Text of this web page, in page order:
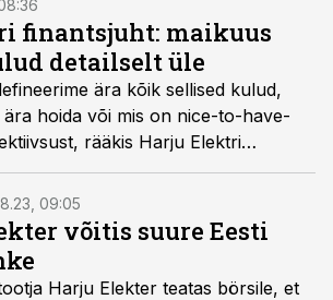
finantsjuht: maikuus
detailselt üle
ära kõik sellised kulud,
ära hoida või mis on nice-to-have-
rääkis Harju Elektri
09:05
võitis suure Eesti
Harju Elekter teatas börsile, et